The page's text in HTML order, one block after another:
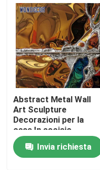
Casa
Prodotti
Abstract Metal Wall
Art Sculpture
Decorazioni per la
casa In acciaio
inossidabile
personalizzato
Invia richiesta